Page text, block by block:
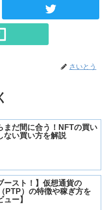
さいとう
まだ間に合う！NFTの買い
ない買い方を解説
ースト！】仮想通貨の
PTP）の特徴や稼ぎ方を
ー】